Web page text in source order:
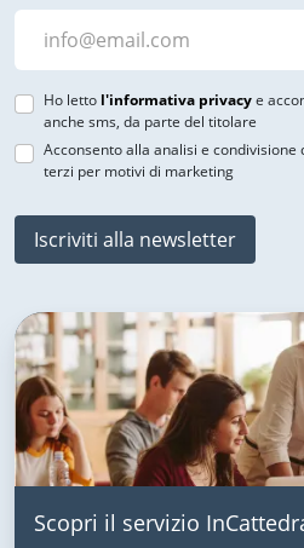
Ho letto l'informativa privacye
anche sms, da parte del titolare
Acconsento alla analisi e
terzi per motivi di marketing
Iscriviti alla newsletter
Scopri il servizio